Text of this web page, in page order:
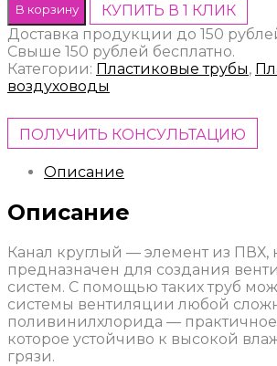
В корзину
КУПИТЬ В 1 КЛИК
Доставка продукции до 150
Свыше 150 рублей бесплатно.
Категории: Пластиковые трубы,
воздуховоды
ПОЛУЧИТЬ КОНСУЛЬТАЦИЮ
Описание
Описание
Канал круглый — элемент из ПВХ,
предназначен для создания
систем. С помощью таких труб
системы вентиляции любой
поливинилхлорида —
которое устойчиво к высокой
грязи.